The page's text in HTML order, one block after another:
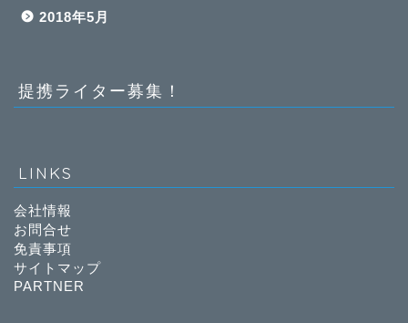
2018年5月
提携ライター募集！
LINKS
会社情報
お問合せ
免責事項
サイトマップ
PARTNER